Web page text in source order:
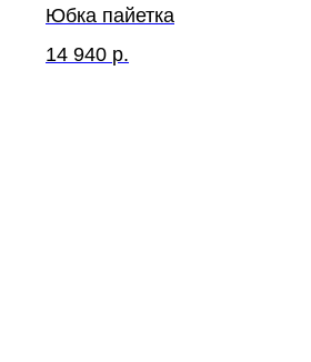
Юбка пайетка
14 940 р.